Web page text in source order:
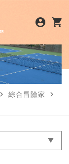
account_circle shopping_cart
navigate_next 綜合冒險家 navigate_next